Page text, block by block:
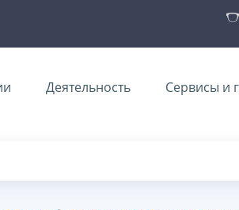
Деятельность Сервисы и